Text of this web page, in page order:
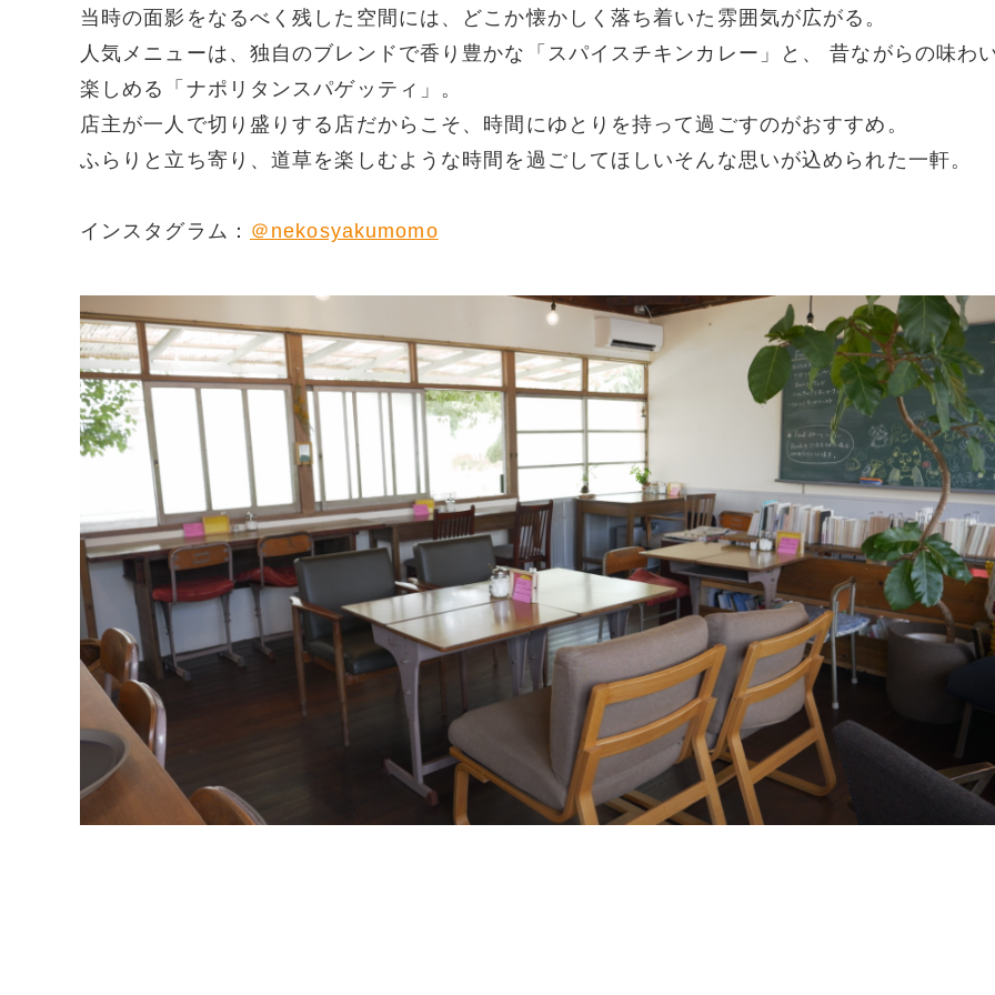
当時の面影をなるべく残した空間には、どこか懐かしく落ち着いた雰囲気が広がる。
人気メニューは、独自のブレンドで香り豊かな「スパイスチキンカレー」と、 昔ながらの味わ
楽しめる「ナポリタンスパゲッティ」。
店主が一人で切り盛りする店だからこそ、時間にゆとりを持って過ごすのがおすすめ。
ふらりと立ち寄り、道草を楽しむような時間を過ごしてほしいそんな思いが込められた一軒。
インスタグラム： ＠nekosyakumomo